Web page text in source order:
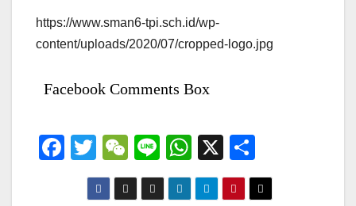
https://www.sman6-tpi.sch.id/wp-
content/uploads/2020/07/cropped-logo.jpg
Facebook Comments Box
F
T
wi
tt
W
e
C
Li
n
e
W
h
at
X
h
ar